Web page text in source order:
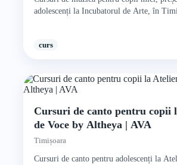
adolescenți la Incubatorul de Arte, în
curs
Cursuri de canto pentru copii
de Voce by Altheya | AVA
Timișoara
Cursuri de canto pentru adolescenți la